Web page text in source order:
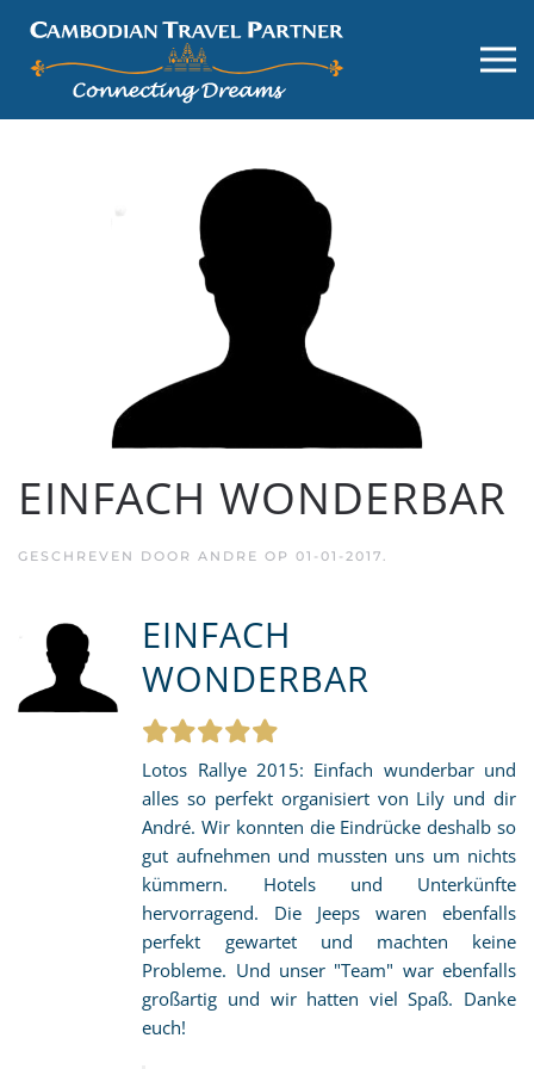
EINFACH WONDERBAR
GESCHREVEN DOOR ANDRE OP 01-01-2017.
EINFACH
WONDERBAR
Lotos Rallye 2015: Einfach wunderbar und
alles so perfekt organisiert von Lily und dir
André. Wir konnten die Eindrücke deshalb so
gut aufnehmen und mussten uns um nichts
kümmern. Hotels und Unterkünfte
hervorragend. Die Jeeps waren ebenfalls
perfekt gewartet und machten keine
Probleme. Und unser "Team" war ebenfalls
großartig und wir hatten viel Spaß. Danke
euch!